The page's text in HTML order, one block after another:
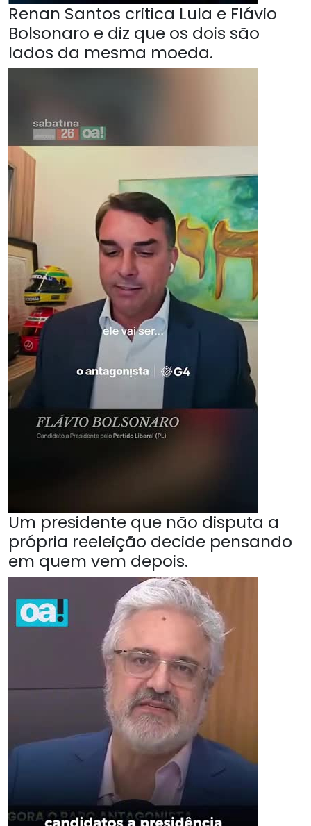
Renan Santos critica Lula e Flávio
Bolsonaro e diz que os dois são
lados da mesma moeda.
Um presidente que não disputa a
própria reeleição decide pensando
em quem vem depois.